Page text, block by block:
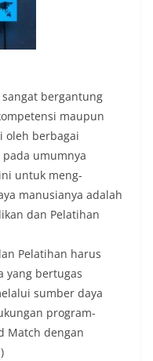
bergantung
maupun
oleh berbagai
umumnya
untuk meng-
manusianya adalah
dan Pelatihan
Pelatihan harus
yang bertugas
sumber daya
program-
Match dengan